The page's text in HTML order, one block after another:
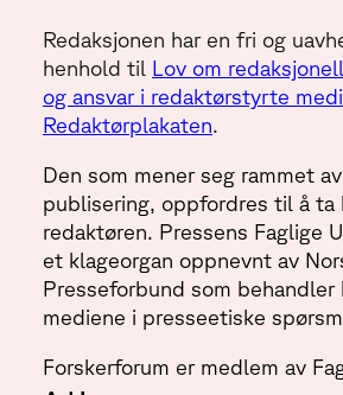
Redaksjonen har en fri og
henhold til Lov om
og ansvar i redaktørstyrte
Redaktørplakaten.
Den som mener seg rammet
publisering, oppfordres til å ta
redaktøren. Pressens Faglige
et klageorgan oppnevnt av
Presseforbund som behandler
mediene i presseetiske
Forskerforum er medlem av